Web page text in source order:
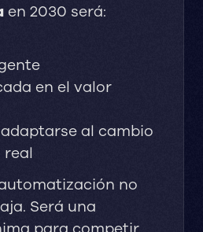
en 2030 será:
en el valor
al cambio
real
no
Será una